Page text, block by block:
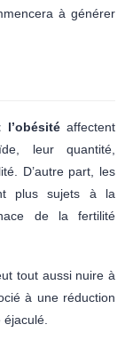
à générer
affectent
leur quantité,
D’autre part, les
plus sujets à la
de la fertilité
tout aussi nuire à
à une réduction
éjaculé.